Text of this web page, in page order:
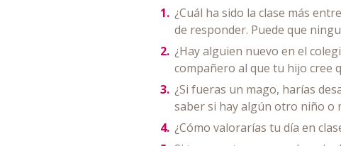
¿Cuál ha sido la clase más
de responder. Puede que
¿Hay alguien nuevo en el
compañero al que tu hijo cree
¿Si fueras un mago, harías
saber si hay algún otro niño o
¿Cómo valorarías tu día en